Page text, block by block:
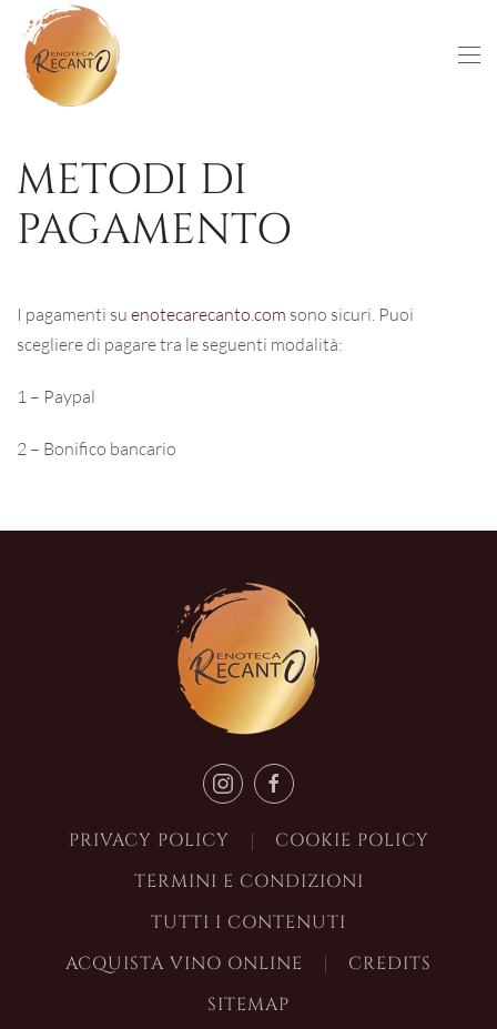
Skip to main content
METODI DI
PAGAMENTO
I pagamenti su enotecarecanto.com sono sicuri. Puoi
scegliere di pagare tra le seguenti modalità:
1 – Paypal
2 – Bonifico bancario
PRIVACY POLICY
COOKIE POLICY
TERMINI E CONDIZIONI
TUTTI I CONTENUTI
ACQUISTA VINO ONLINE
CREDITS
SITEMAP